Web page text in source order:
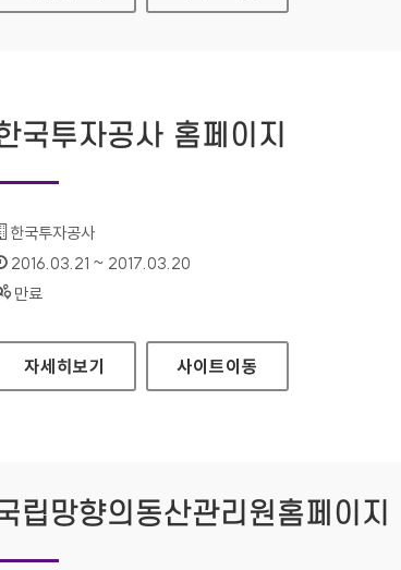
국투자공사 홈페이지
기관명 :
한국투자공사
인증기간 :
2016.03.21 ~ 2017.03.20
상태 :
만료
한국투자공사 홈페이지
자세히보기 사이트이동
립망향의동산관리원홈페이지